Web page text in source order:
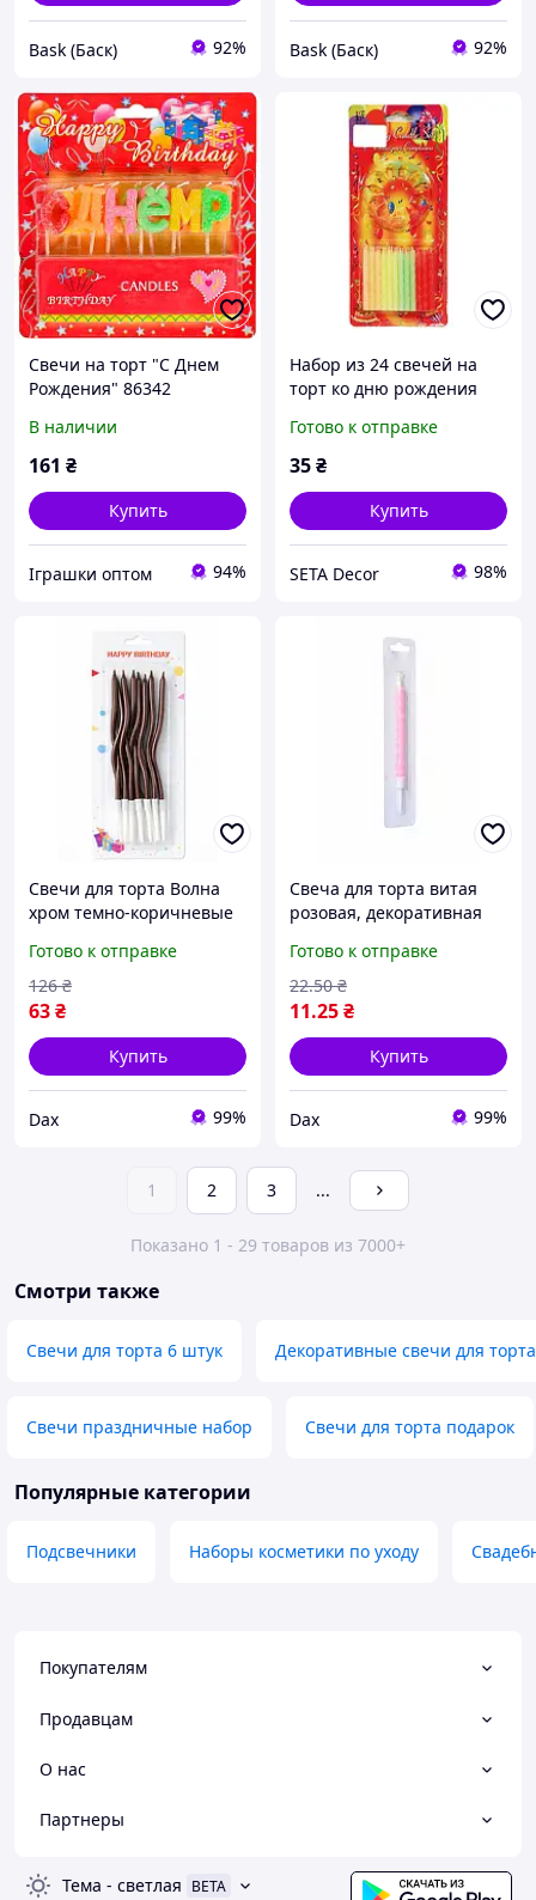
Bask (Баск) 92% Bask (Баск) 92%
Свечи на торт "С Днем
Рождения" 86342
В наличии
161 ₴
Купить
Іграшки оптом 94%
Набор из 24 свечей на
торт ко дню рождения
Готово к отправке
35₴
Купить
SETA Decor 98%
Свечи для торта Волна
хром темно-коричневые
декоративные свечи на
день рождения dax
Готово к отправке
63₴
126 ₴
Купить
Dax 99%
Свеча для торта витая
розовая, декоративная
держателем,
праздничная свеча на
день рождения для
украшения торта
Готово к отправке
11.25₴
22.50 ₴
Купить
Dax 99%
1 2 3 ...
Показано 1 - 29 товаров из 7000+
Смотри также
Свечи для торта 6 штук Декоративные свечи для торта
Свечи праздничные набор Свечи для торта подарок
Популярные категории
Подсвечники Наборы косметики по уходу
Покупателям
Продавцам
О нас
Партнеры
Тема - светлая BETA